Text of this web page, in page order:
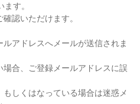
す。
認いただけます。
ルアドレスへメールが送信されま
場合、ご登録メールアドレスに誤
もしくはなっている場合は迷惑メ